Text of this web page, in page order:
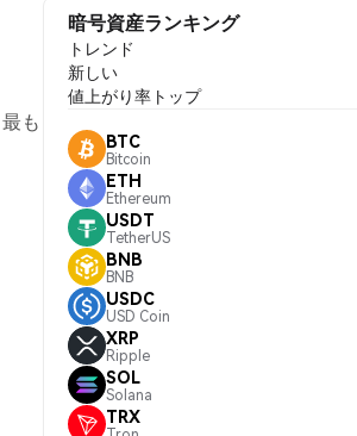
も
暗号資産ランキング
トレンド
新しい
値上がり率トップ
BTC
Bitcoin
ETH
Ethereum
USDT
TetherUS
BNB
BNB
USDC
USD Coin
XRP
Ripple
SOL
Solana
TRX